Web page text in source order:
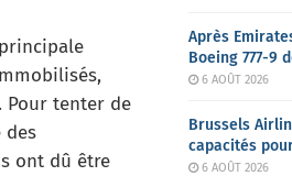
Pour tenter de
des
ont dû être
Après
Boeing 777-9
6 AOÛT 2026
Brussels
capacités
6 AOÛT 2026